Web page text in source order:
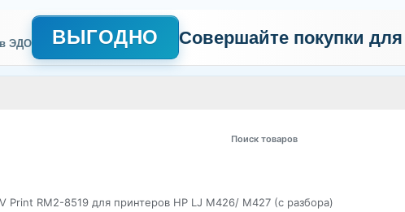
ЭДО ВЫГОДНО Совершайте покупки
Print RM2-8519 для принтеров HP LJ M426/ M427 (с разбора)